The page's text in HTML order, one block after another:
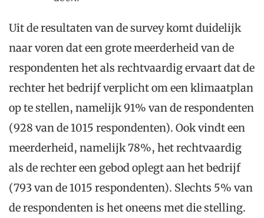
Uit de resultaten van de survey komt duidelijk
naar voren dat een grote meerderheid van de
respondenten het als rechtvaardig ervaart dat de
rechter het bedrijf verplicht om een klimaatplan
op te stellen, namelijk 91% van de respondenten
(928 van de 1015 respondenten). Ook vindt een
meerderheid, namelijk 78%, het rechtvaardig
als de rechter een gebod oplegt aan het bedrijf
(793 van de 1015 respondenten). Slechts 5% van
de respondenten is het oneens met die stelling.